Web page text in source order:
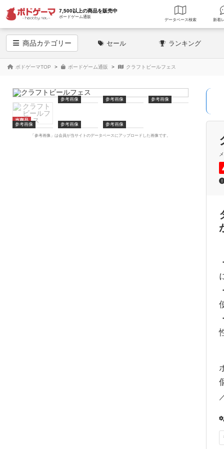
7,500以上の商品を販売中
ボードゲーム通販
データベース 検索
商品カテゴリー セール ランキング
ボドゲーマTOP ボードゲーム通販 クラフトビールフェス
当商品
参考画像 参考画像 参考画像
参考画像 参考画像 参考画像
「参考画像」は会員が当サイトのデータベースにアップロードした画像です。